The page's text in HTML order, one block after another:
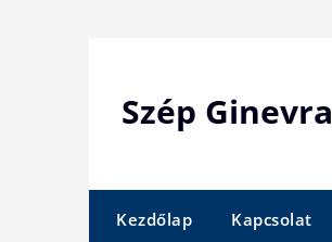
Szép Ginevra
Kezdőlap Kapcsolat